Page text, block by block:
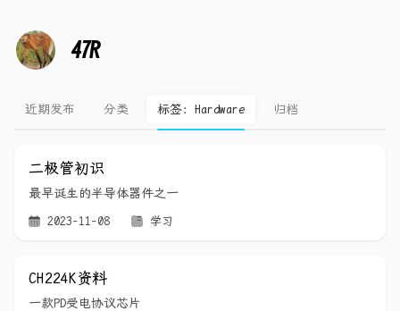
47R
近期发布 分类 标签：Hardware 归档
二极管初识
最早诞生的半导体器件之一
2023-11-08 学习
CH224K资料
一款PD受电协议芯片